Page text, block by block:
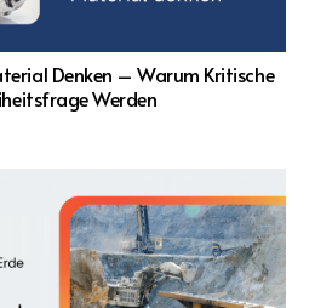
Denken – Warum Kritische
Werden